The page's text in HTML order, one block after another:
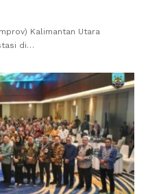
Kalimantan Utara
di…